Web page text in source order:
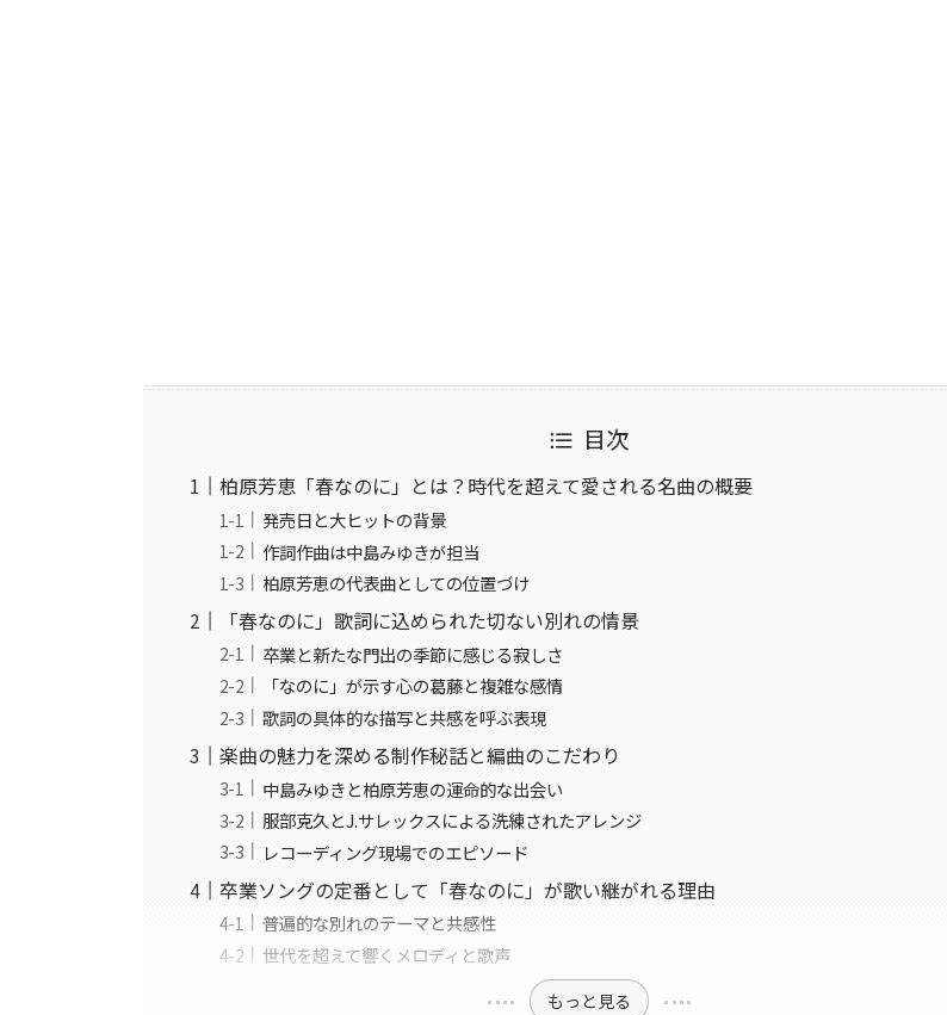
目次
柏原芳恵「春なのに」とは？時代を超えて愛される名曲の概要
発売日と大ヒットの背景
作詞作曲は中島みゆきが担当
柏原芳恵の代表曲としての位置づけ
「春なのに」歌詞に込められた切ない別れの情景
卒業と新たな門出の季節に感じる寂しさ
「なのに」が示す心の葛藤と複雑な感情
歌詞の具体的な描写と共感を呼ぶ表現
楽曲の魅力を深める制作秘話と編曲のこだわり
中島みゆきと柏原芳恵の運命的な出会い
服部克久とJ.サレックスによる洗練されたアレンジ
レコーディング現場でのエピソード
卒業ソングの定番として「春なのに」が歌い継がれる理由
普遍的な別れのテーマと共感性
世代を超えて響くメロディと歌声
もっと見る